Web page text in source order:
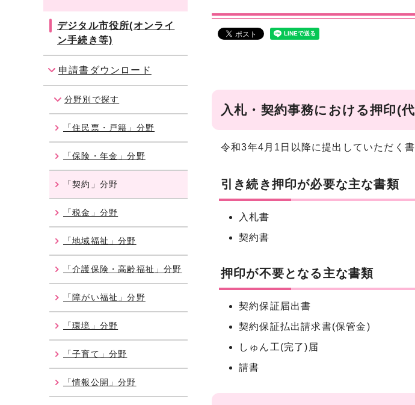
入札・契約事務における押印(
令和3年4月1日以降に提出していただく
引き続き押印が必要な主な書類
入札書
契約書
押印が不要となる主な書類
契約保証届出書
契約保証払出請求書(保管金)
しゅん工(完了)届
請書
デジタル市役所(オンライ
ン手続き等)
申請書ダウンロード
分野別で探す
「住民票・戸籍」分野
「保険・年金」分野
「契約」分野
「税金」分野
「地域福祉」分野
「介護保険・高齢福祉」分野
「障がい福祉」分野
「環境」分野
「子育て」分野
「情報公開」分野